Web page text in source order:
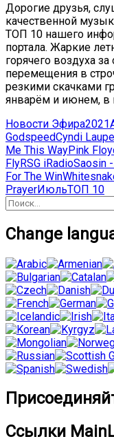
Дорогие друзья,
качественной
ТОП 10 нашего
портала. Жаркие
горячего воздуха
перемещения в
резкими скачками
январём и июнем, в
Новости Эфира2021
GodspeedCyndi
Me This WayPink
FlyRSG iRadioSaosin
For The Win
PrayerИюльТОП 10
Найти:
Change
Ссылки